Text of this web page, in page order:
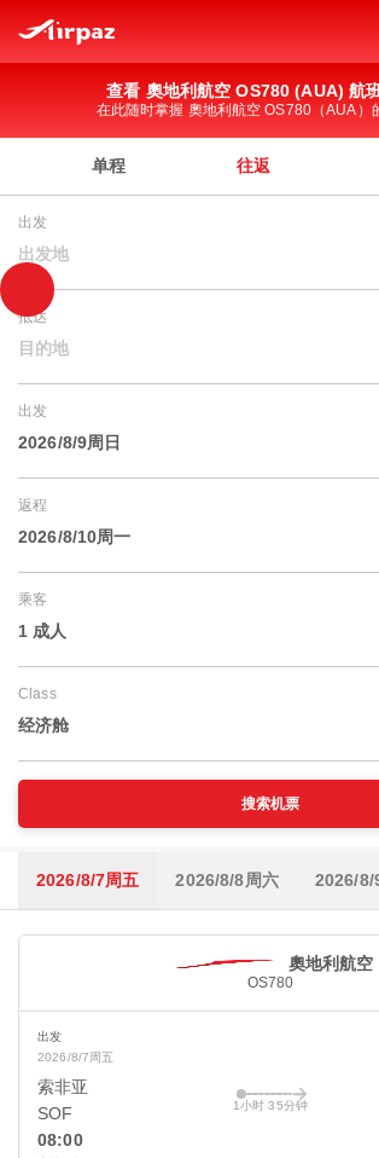
查看 奧地利航空 OS780 (AUA) 航
在此随时掌握 奧地利航空 OS780（AUA）
单程 往返
出发
出发地
抵达
目的地
出发
2026/8/9周日
返程
2026/8/10周一
乘客
1 成人
Class
经济舱
搜索机票
2026/8/7周五 2026/8/8周六 2026/8/
奧地利航空
OS780
出发
2026/8/7周五
索非亚
SOF
08:00
1小时 35分钟